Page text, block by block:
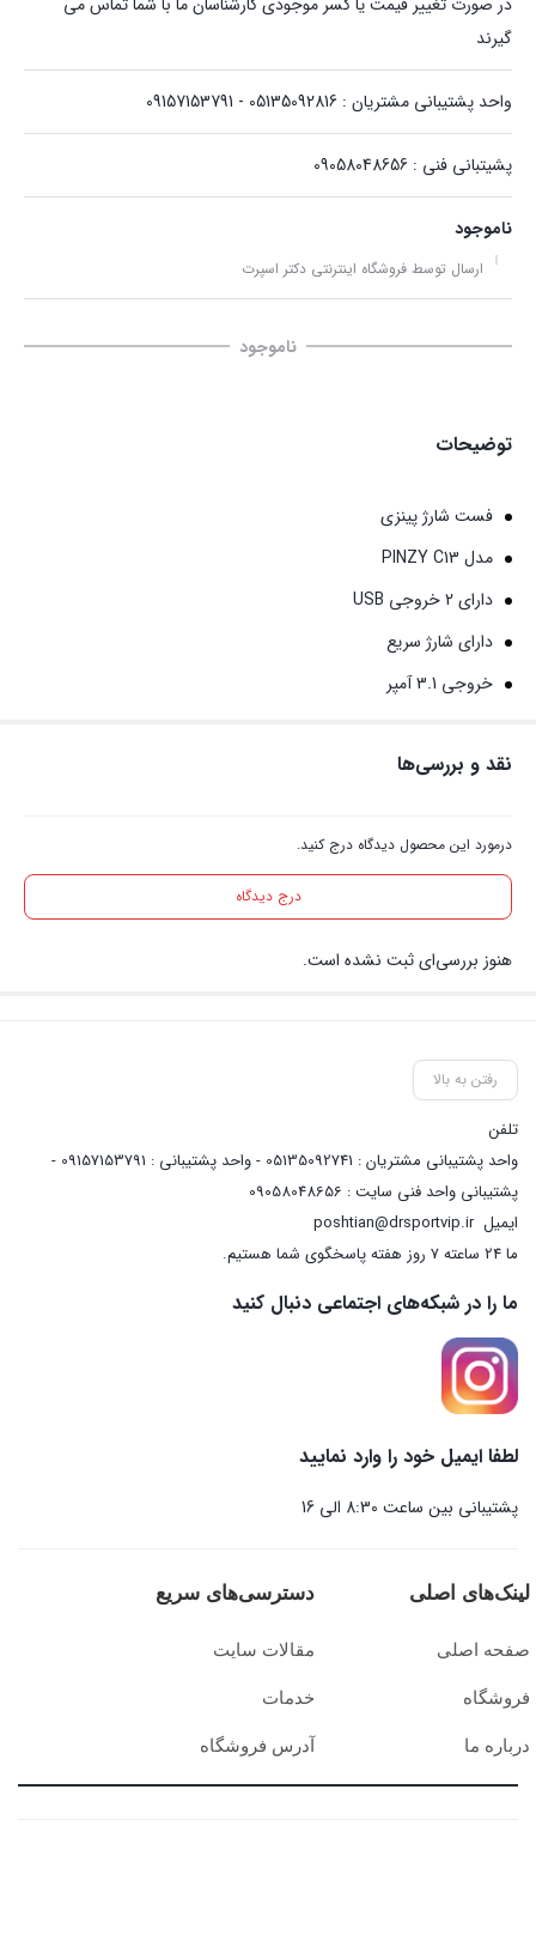
گیرند
واحد پشتیبانی مشتریان : 05135092816 - 09157153791
پشیتبانی فنی : 09058048656
ناموجود
ارسال توسط فروشگاه اینترنتی دکتر اسپرت
ناموجود
توضیحات
فست شارژ پینزی
مدل PINZY C13
دارای 2 خروجی USB
دارای شارژ سریع
خروجی 3.1 آمپر
نقد و بررسی‌ها
درمورد این محصول دیدگاه درج کنید.
درج دیدگاه
هنوز بررسی‌ای ثبت نشده است.
رفتن به بالا
تلفن
واحد پشتیبانی مشتریان : 05135092741 - واحد پشتیبانی : 09157153791 -
پشتیبانی واحد فنی سایت : 09058048656
ایمیلposhtian@drsportvip.ir
ما 24 ساعته 7 روز هفته پاسخگوی شما هستیم.
ما را در شبکه‌های اجتماعی دنبال کنید
لطفا ایمیل خود را وارد نمایید
پشتیبانی بین ساعت 8:30 الی 16
لینک‌های اصلی
صفحه اصلی
فروشگاه
درباره ما
دسترسی‌های سریع
مقالات سایت
خدمات
آدرس فروشگاه